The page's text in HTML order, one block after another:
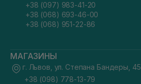
+38 (097) 983-41-20
+38 (068) 693-46-00
+38 (068) 951-22-86
МАГАЗИНЫ
г. Львов, ул. Степана Бандеры, 45
+38 (098) 778-13-79